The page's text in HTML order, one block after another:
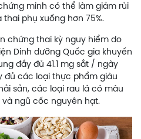
minh có thể làm giảm rủi
phụ xuống hơn 75%.
chứng thai kỳ nguy hiểm do
Dinh dưỡng Quốc gia khuyến
đầy đủ 41.1 mg sắt / ngày
đủ các loại thực phẩm giàu
sản, các loại rau lá có màu
ngũ cốc nguyên hạt.